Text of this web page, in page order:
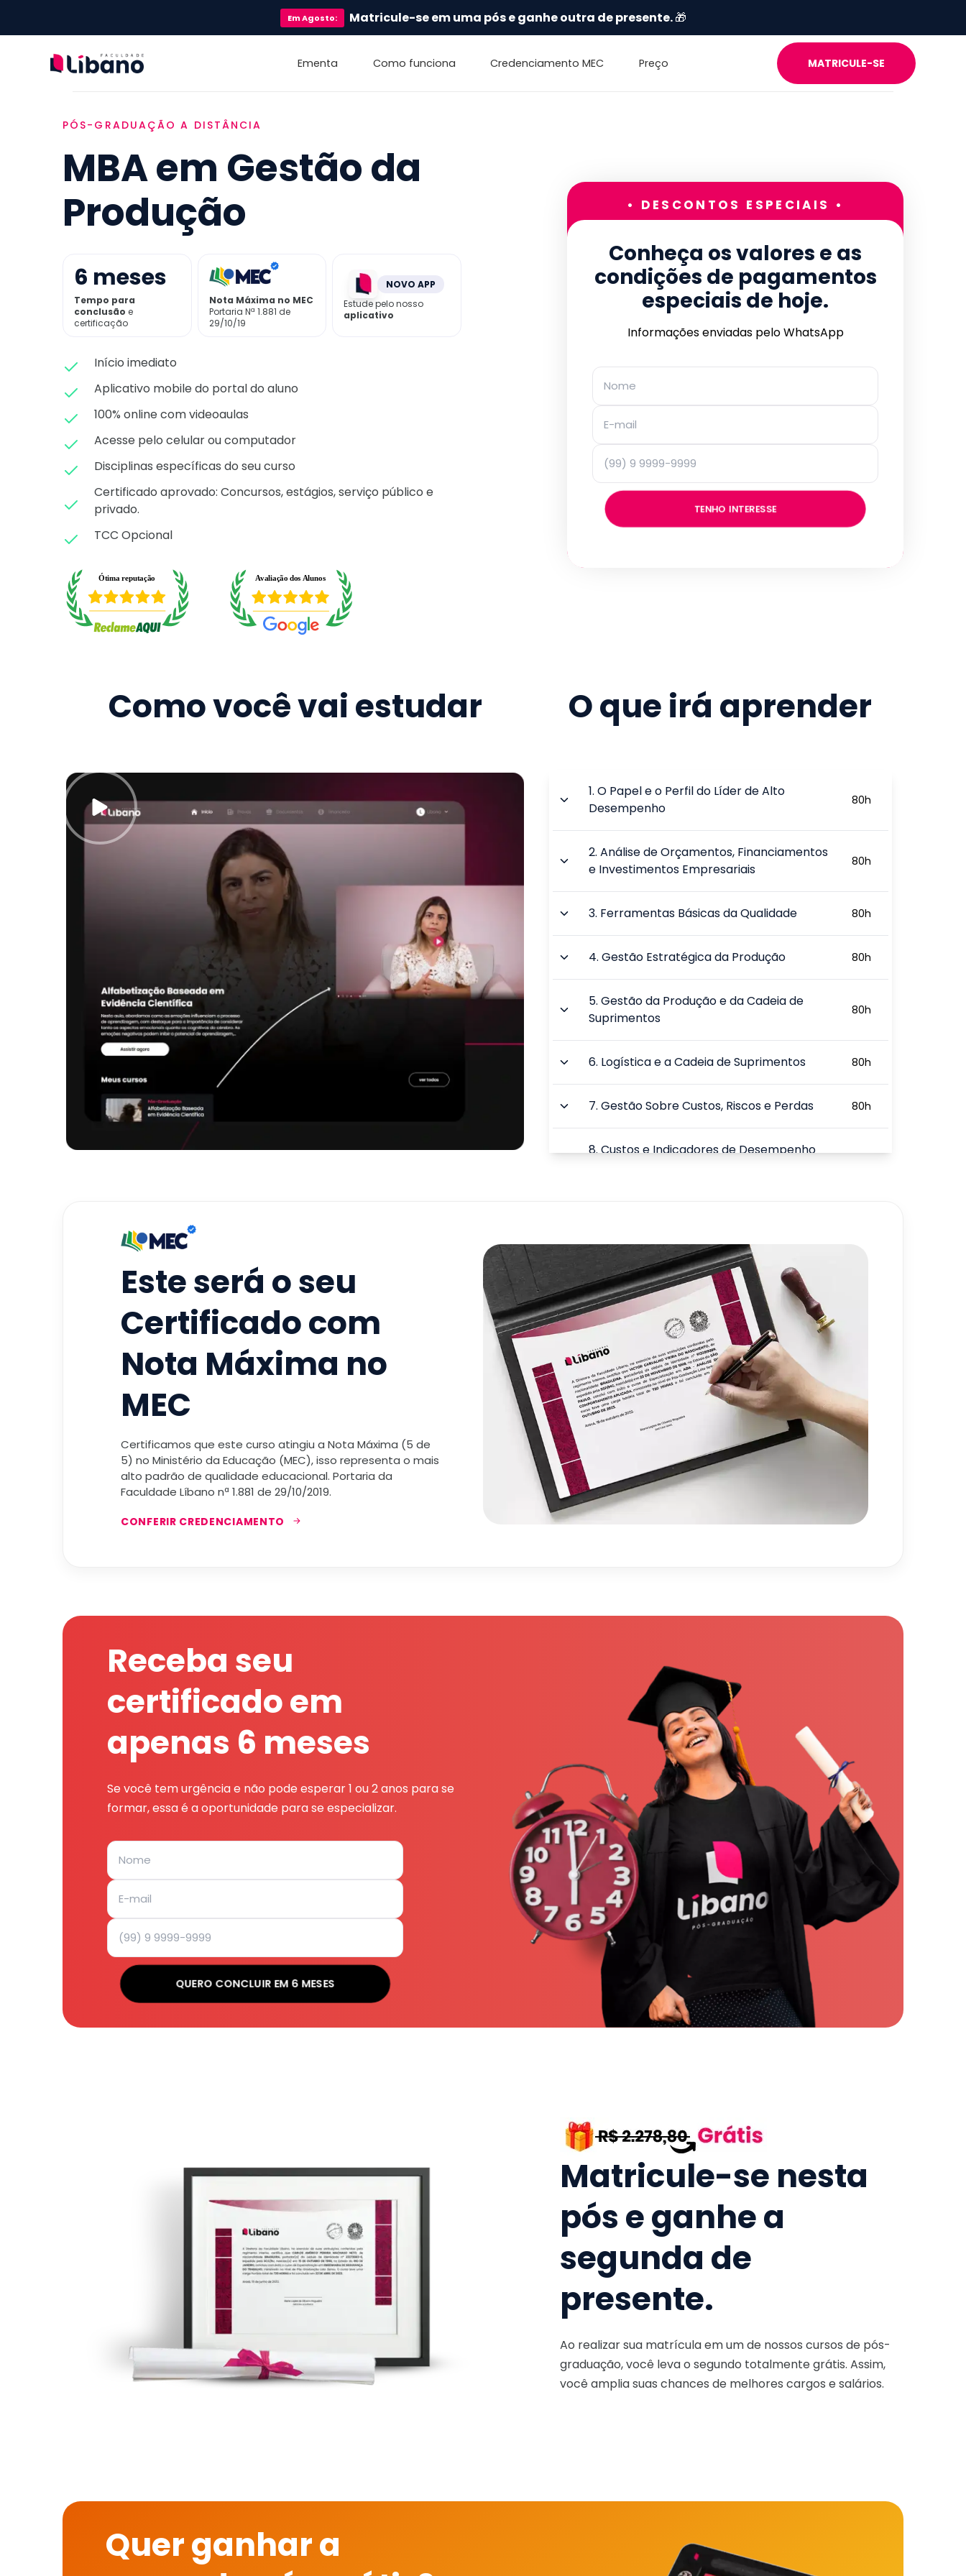
EmAgosto: Matricule-se em uma pós e ganhe outra de presente.🎁
Ementa Como funciona Credenciamento MEC Preço MATRICULE-SE
PÓS-GRADUAÇÃO A DISTÂNCIA
MBA em Gestão da
Produção
6 meses
Tempo para
conclusão e
certificação
Nota Máxima no MEC
Portaria Nª 1.881 de
29/10/19
NOVO APP
Estude pelo nosso
aplicativo
Início imediato
Aplicativo mobile do portal do aluno
100% online com videoaulas
Acesse pelo celular ou computador
Disciplinas específicas do seu curso
Certificado aprovado: Concursos, estágios, serviço público e
privado.
TCC Opcional
• DESCONTOS ESPECIAIS •
Conheça os valores e as
condições de pagamentos
especiais de hoje.
Informações enviadas pelo WhatsApp
TENHO INTERESSE
Como você vai estudar O que irá aprender
1.O Papel e o Perfil do Líder de Alto
Desempenho
80h
2.Análise de Orçamentos, Financiamentos
e Investimentos Empresariais
80h
3. Ferramentas Básicas da Qualidade 80h
4.Gestão Estratégica da Produção 80h
5.Gestão da Produção e da Cadeia de
Suprimentos
80h
6. Logística e a Cadeia de Suprimentos 80h
7.Gestão Sobre Custos, Riscos e Perdas 80h
8.Custos e Indicadores de Desempenho
80h
TOTAL:
Este será o seu
Certificado com
Nota Máxima no
MEC
Certificamos que este curso atingiu a Nota Máxima (5 de
5) no Ministério da Educação (MEC), isso representa o mais
alto padrão de qualidade educacional. Portaria da
Faculdade Líbano nª 1.881 de 29/10/2019.
CONFERIR CREDENCIAMENTO
Receba seu
certificado em
apenas 6 meses
Se você tem urgência e não pode esperar 1 ou 2 anos para se
formar, essa é a oportunidade para se especializar.
QUERO CONCLUIR EM 6 MESES
Matricule-se nesta
pós e ganhe a
segunda de
presente.
Ao realizar sua matrícula em um de nossos cursos de pós-
graduação, você leva o segundo totalmente grátis. Assim,
você amplia suas chances de melhores cargos e salários.
Quer ganhar a